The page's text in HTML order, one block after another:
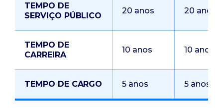
TEMPO DE
SERVIÇO PÚBLICO
20 anos 20 anos
TEMPO DE
CARREIRA
10 anos 10 anos
TEMPO DE CARGO 5 anos 5 anos